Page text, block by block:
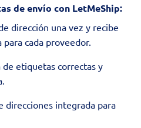
de envío con LetMeShip:
dirección una vez y recibe
cada proveedor.
de etiquetas correctas y
direcciones integrada para